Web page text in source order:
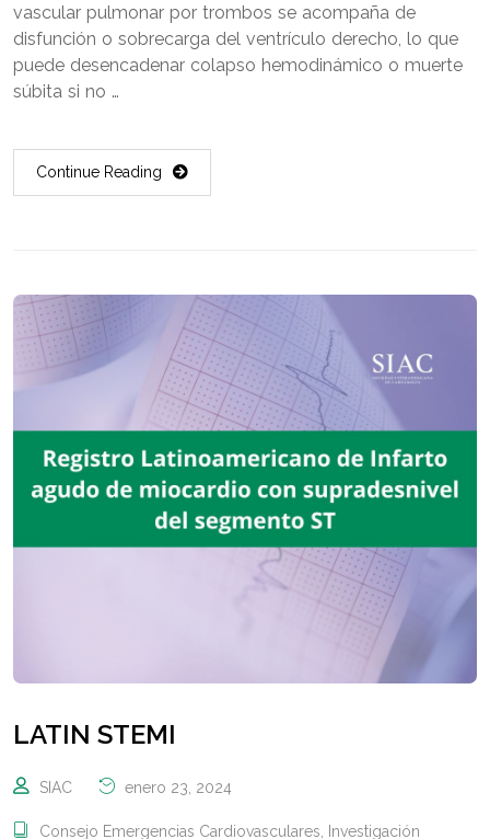
vascular pulmonar por trombos se acompaña de
disfunción o sobrecarga del ventrículo derecho, lo que
puede desencadenar colapso hemodinámico o muerte
súbita si no …
Continue Reading
LATIN STEMI
SIAC enero 23, 2024
Consejo Emergencias Cardiovasculares Investigación